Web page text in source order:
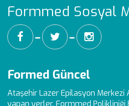
Formmed Sosyal
━ ━
Formed Güncel
Ataşehir Lazer Epilasyon Merkezi
yapan yerler, Formmed Polikliniği